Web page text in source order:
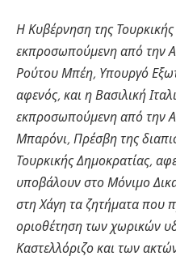
Η Κυβέρνηση της
εκπροσωπούμενη από την
Ρούτου Μπέη, Υπουργό
αφενός, και η Βασιλική
εκπροσωπούμενη από την
Μπαρόνι, Πρέσβη της
Τουρκικής Δημοκρατίας,
υποβάλουν στο Μόνιμο
στη Χάγη τα ζητήματα που
οριοθέτηση των χωρικών
Καστελλόριζο και των